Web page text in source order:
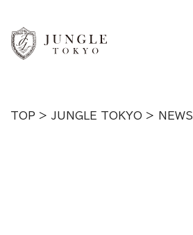
TOP > JUNGLE TOKYO > NEWS